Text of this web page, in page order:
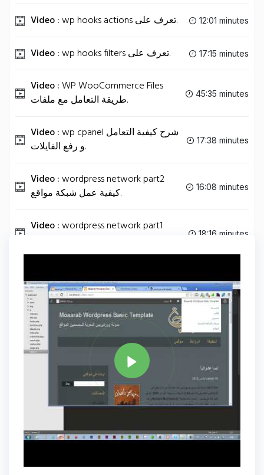
Video : wp hooks actions تعرف على. 12:01 minutes
Video : wp hooks filters تعرف على. 17:15 minutes
Video :WP WooCommerce Files
طريقة التعامل مع ملفات.
45:35 minutes
Video :wp cpanel شرح كيفية التعامل
و رفع الفايلات.
17:38 minutes
Video :wordpress network part2
كيفية عمل شبكة مواقع.
16:08 minutes
Video :wordpress network part1
18:16 minutes
Tag WORDPRESS DEVELOPMENT Share